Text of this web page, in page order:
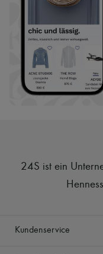
24S ist ein
Kundenservice